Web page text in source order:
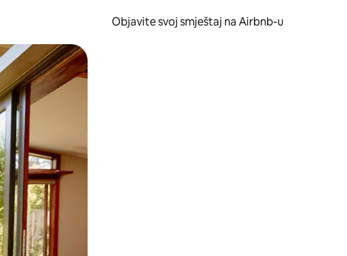
Objavite svoj smještaj na Airbnb-u
ili prevlačenjem.